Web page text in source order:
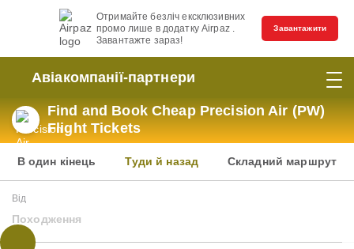
Отримайте безліч ексклюзивних
промо лише в додатку Airpaz .
Завантажте зараз!
Завантажити
Авіакомпанії-партнери
Find and Book Cheap Precision Air (PW)
Flight Tickets
В один кінець Туди й назад Складний маршрут
Від
Походження